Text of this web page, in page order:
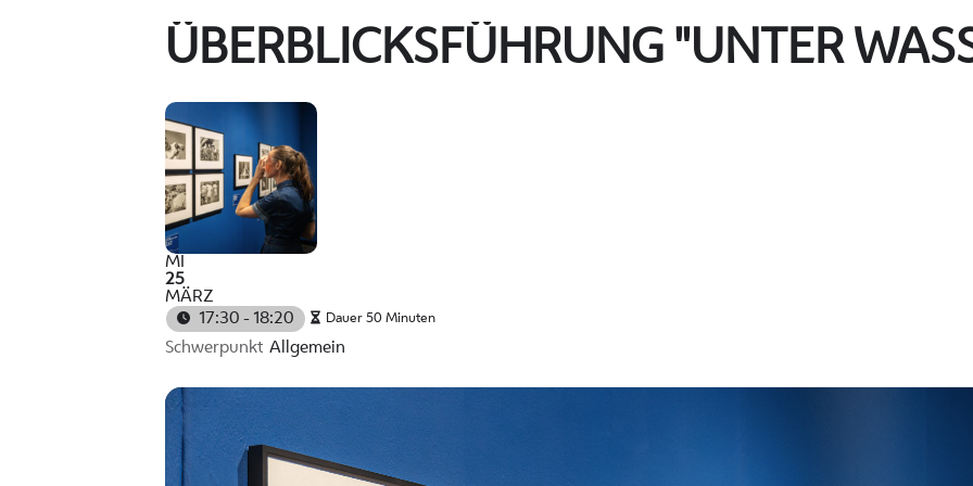
ÜBERBLICKSFÜHRUNG "UNTER
MI
25
MÄRZ
17:30 - 18:20
Dauer 50 Minuten
Schwerpunkt Allgemein